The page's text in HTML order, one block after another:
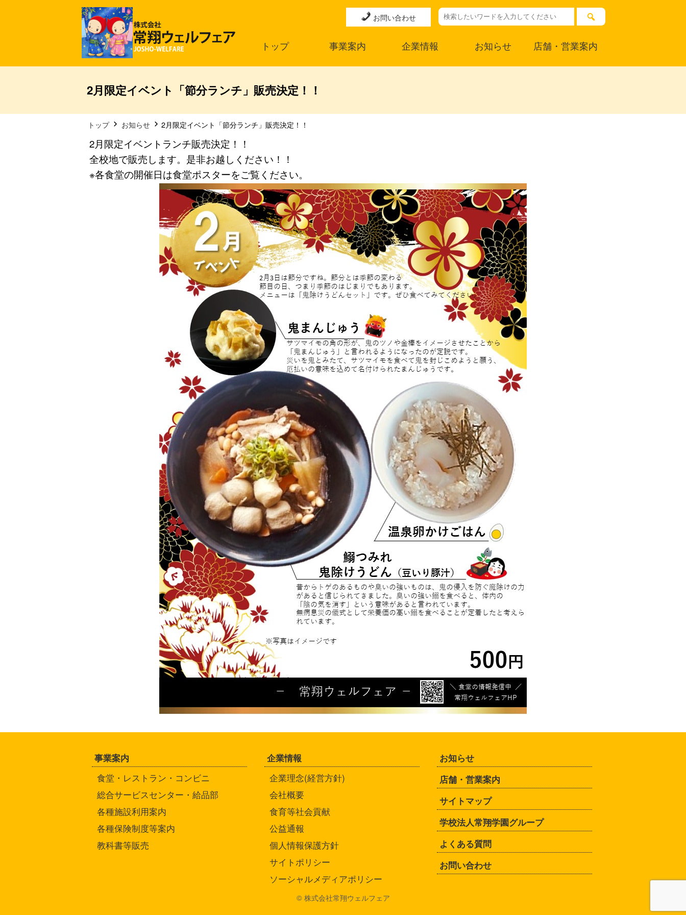
お問い合わせ
トップ 事業案内 企業情報 お知らせ 店舗・営業案内
2月限定イベント「節分ランチ」販売決定！！
トップ お知らせ 2月限定イベント「節分ランチ」販売決定！！
2月限定イベントランチ販売決定！！
全校地で販売します。是非お越しください！！
※各食堂の開催日は食堂ポスターをご覧ください。
事業案内
食堂・レストラン・コンビニ
総合サービスセンター・給品部
各種施設利用案内
各種保険制度等案内
教科書等販売
企業情報
企業理念(経営方針)
会社概要
食育等社会貢献
公益通報
個人情報保護方針
サイトポリシー
ソーシャルメディアポリシー
お知らせ
店舗・営業案内
サイトマップ
学校法人常翔学園グループ
よくある質問
お問い合わせ
© 株式会社常翔ウェルフェア